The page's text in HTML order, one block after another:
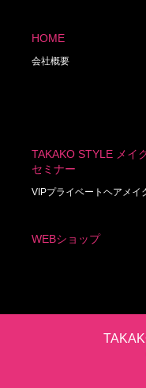
HOME
会社概要
TAKAKO STYLE メイ
セミナー
VIPプライベートヘアメイ
WEBショップ